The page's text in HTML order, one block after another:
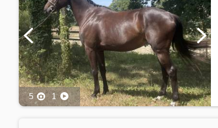
5 1